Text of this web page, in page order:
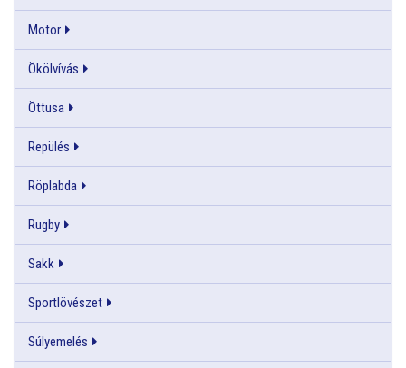
Motor
Ökölvívás
Öttusa
Repülés
Röplabda
Rugby
Sakk
Sportlövészet
Súlyemelés